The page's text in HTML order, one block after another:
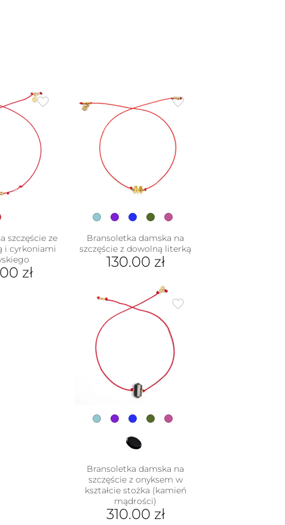
szczęście ze
i cyrkoniami
zł
Bransoletka damska na
szczęście z dowolną literką
130.00 zł
produkt
ma
wiele
wariantów.
stronie
produktu
Bransoletka damska na
szczęście z onyksem w
kształcie stożka (kamień
mądrości)
310.00 zł